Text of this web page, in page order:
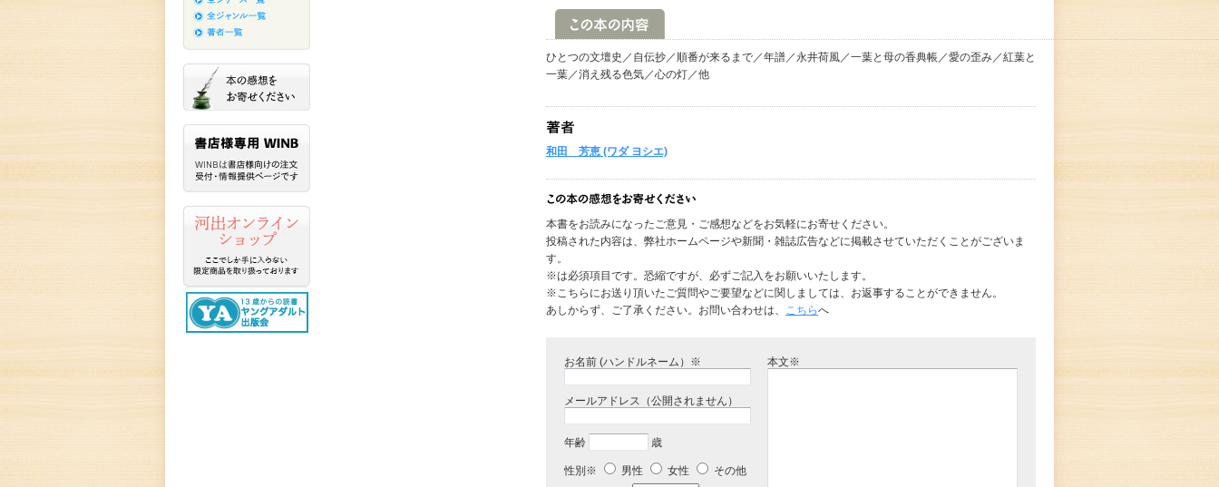
ひとつの文壇史／自伝抄／順番が来るまで／年譜／永井荷風／一葉と母の香典帳／愛の歪み／紅葉と
一葉／消え残る色気／心の灯／他
和田 芳恵 (ワダ ヨシエ)
本書をお読みになったご意見・ご感想などをお気軽にお寄せください。
投稿された内容は、弊社ホームページや新聞・雑誌広告などに掲載させていただくことがございま
す。
※は必須項目です。恐縮ですが、必ずご記入をお願いいたします。
※こちらにお送り頂いたご質問やご要望などに関しましては、お返事することができません。
あしからず、ご了承ください。お問い合わせは、 こちらへ
お名前 (ハンドルネーム）※
メールアドレス（公開されません）
年齢 歳
性別※ 男性 女性
その他
本文※